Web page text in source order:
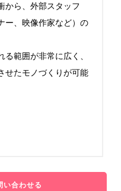
から、外部スタッフ
ー、映像作家など）の
範囲が非常に広く、
せたモノづくりが可能
い合わせる